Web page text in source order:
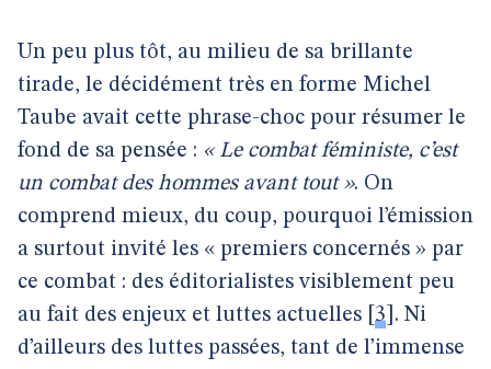
Un peu plus tôt, au milieu de sa brillante
tirade, le décidément très en forme Michel
Taube avait cette phrase-choc pour résumer le
fond de sa pensée : « Le combat féministe, c’est
un combat des hommes avant tout ». On
comprend mieux, du coup, pourquoi l’émission
a surtout invité les « premiers concernés » par
ce combat : des éditorialistes visiblement peu
au fait des enjeux et luttes actuelles 3 . Ni
d’ailleurs des luttes passées, tant de l’immense